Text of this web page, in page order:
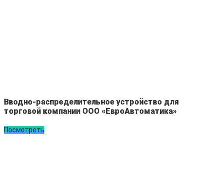
Вводно-распределительное устройство для
торговой компании ООО «ЕвроАвтоматика»
Посмотреть